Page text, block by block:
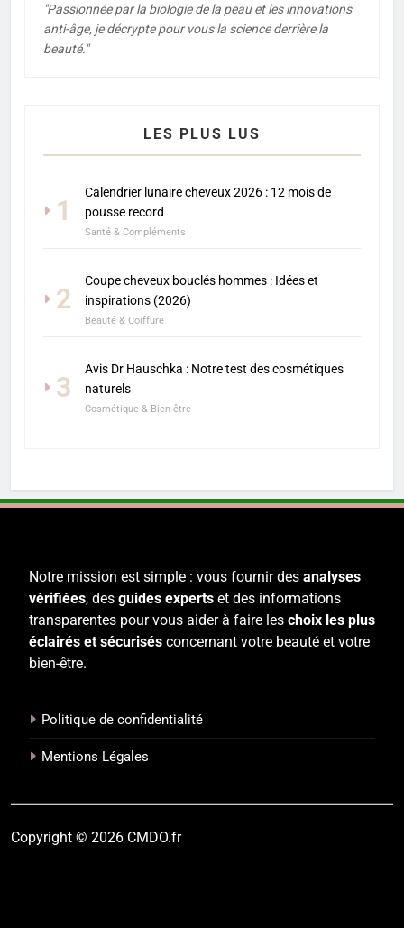
"Passionnée par la biologie de la peau et les innovations
anti-âge, je décrypte pour vous la science derrière la
beauté."
LES PLUS LUS
1
Calendrier lunaire cheveux 2026 : 12 mois de
pousse record
Santé & Compléments
2
Coupe cheveux bouclés hommes : Idées et
inspirations (2026)
Beauté & Coiffure
3
Avis Dr Hauschka : Notre test des cosmétiques
naturels
Cosmétique & Bien-être
Notre mission est simple : vous fournir des analyses
vérifiées, des guides experts et des informations
transparentes pour vous aider à faire les choix les plus
éclairés et sécurisés concernant votre beauté et votre
bien-être.
Politique de confidentialité
Mentions Légales
Copyright © 2026 CMDO.fr